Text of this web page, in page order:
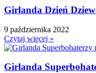
Dzień Dziadka
Dzień Dziewczynek
Dzień Dyni
Girlanda Dzień
9 października 2022
Czytaj więcej »
Girlanda